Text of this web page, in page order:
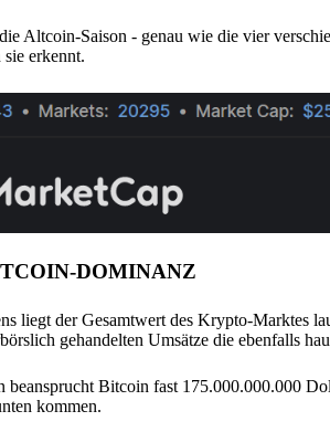
Altcoin-Saison - genau wie die vier
erkennt.
DOMINANZ
liegt der Gesamtwert des Krypto-Marktes
gehandelten Umsätze die ebenfalls
Bitcoin fast 175.000.000.000
kommen.